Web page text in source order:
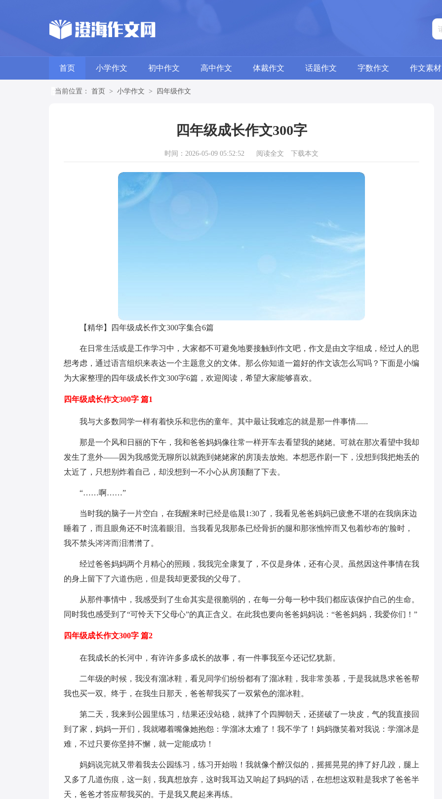
首页 小学作文 初中作文 高中作文 体裁作文 话题作文 字数作文 作文素材
当前位置： 首页 > 小学作文 > 四年级作文
四年级成长作文300字
时间：2026-05-09 05:52:52 阅读全文 下载本文
【精华】四年级成长作文300字集合6篇
在日常生活或是工作学习中，大家都不可避免地要接触到作文吧，作文是由文字组成，经过人的思
想考虑，通过语言组织来表达一个主题意义的文体。那么你知道一篇好的作文该怎么写吗？下面是小编
为大家整理的四年级成长作文300字6篇，欢迎阅读，希望大家能够喜欢。
四年级成长作文300字 篇1
我与大多数同学一样有着快乐和悲伤的童年。其中最让我难忘的就是那一件事情......
那是一个风和日丽的下午，我和爸爸妈妈像往常一样开车去看望我的姥姥。可就在那次看望中我却
发生了意外——因为我感觉无聊所以就跑到姥姥家的房顶去放炮。本想恶作剧一下，没想到我把炮丢的
太近了，只想别炸着自己，却没想到一不小心从房顶翻了下去。
“……啊……”
当时我的脑子一片空白，在我醒来时已经是临晨1:30了，我看见爸爸妈妈已疲惫不堪的在我病床边
睡着了，而且眼角还不时流着眼泪。当我看见我那条已经骨折的腿和那张憔悴而又包着纱布的'脸时，
我不禁头涔涔而泪潸潸了。
经过爸爸妈妈两个月精心的照顾，我我完全康复了，不仅是身体，还有心灵。虽然因这件事情在我
的身上留下了六道伤疤，但是我却更爱我的父母了。
从那件事情中，我感受到了生命其实是很脆弱的，在每一分每一秒中我们都应该保护自己的生命。
同时我也感受到了“可怜天下父母心”的真正含义。在此我也要向爸爸妈妈说：“爸爸妈妈，我爱你们！”
四年级成长作文300字 篇2
在我成长的长河中，有许许多多成长的故事，有一件事我至今还记忆犹新。
二年级的时候，我没有溜冰鞋，看见同学们纷纷都有了溜冰鞋，我非常羡慕，于是我就恳求爸爸帮
我也买一双。终于，在我生日那天，爸爸帮我买了一双紫色的溜冰鞋。
第二天，我来到公园里练习，结果还没站稳，就摔了个四脚朝天，还搓破了一块皮，气的我直接回
到了家，妈妈一开们，我就嘟着嘴像她抱怨：学溜冰太难了！我不学了！妈妈微笑着对我说：学溜冰是
难，不过只要你坚持不懈，就一定能成功！
妈妈说完就又带着我去公园练习，练习开始啦！我就像个醉汉似的，摇摇晃晃的摔了好几跤，腿上
又多了几道伤痕，这一刻，我真想放弃，这时我耳边又响起了妈妈的话，在想想这双鞋是我求了爸爸半
天，爸爸才答应帮我买的。于是我又爬起来再练。